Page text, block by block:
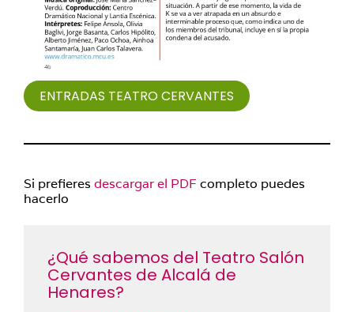
ENTRADAS TEATRO CERVANTES
Si prefieres descargar el PDFcompleto puedes
hacerlo
¿Qué sabemos del Teatro Salón
Cervantes de Alcalá de
Henares?